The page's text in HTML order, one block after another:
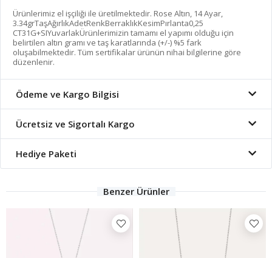
Ürünlerimiz el işçiliği ile üretilmektedir. Rose Altın, 14 Ayar,
3.34grTaşAğırlıkAdetRenkBerraklıkKesimPırlanta0,25
CT31G+SIYuvarlakÜrünlerimizin tamamı el yapımı olduğu için
belirtilen altın gramı ve taş karatlarında (+/-) %5 fark
oluşabilmektedir. Tüm sertifikalar ürünün nihai bilgilerine göre
düzenlenir.
Ödeme ve Kargo Bilgisi
Ücretsiz ve Sigortalı Kargo
Hediye Paketi
Benzer Ürünler